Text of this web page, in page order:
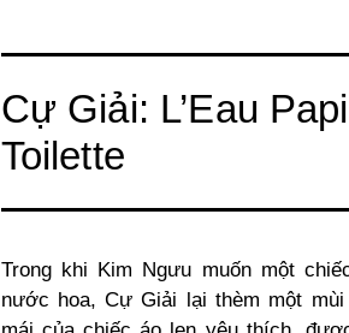
Cự Giải: L’Eau
Toilette
Trong khi Kim Ngưu muốn một
nước hoa, Cự Giải lại thèm một